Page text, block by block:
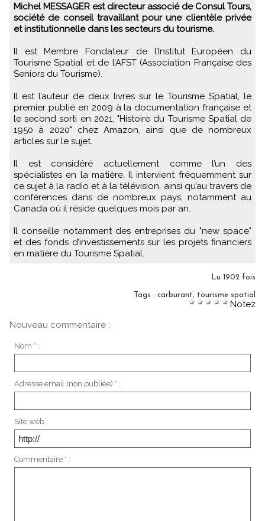
Michel MESSAGER est directeur associé de Consul Tours,
société de conseil travaillant pour une clientèle privée
et institutionnelle dans les secteurs du tourisme.
Il est Membre Fondateur de l’Institut Européen du
Tourisme Spatial et de l’AFST (Association Française des
Seniors du Tourisme).
Il est l’auteur de deux livres sur le Tourisme Spatial, le
premier publié en 2009 à la documentation française et
le second sorti en 2021, "Histoire du Tourisme Spatial de
1950 à 2020" chez Amazon, ainsi que de nombreux
articles sur le sujet.
Il est considéré actuellement comme l’un des
spécialistes en la matière. Il intervient fréquemment sur
ce sujet à la radio et à la télévision, ainsi qu’au travers de
conférences dans de nombreux pays, notamment au
Canada où il réside quelques mois par an.
Il conseille notamment des entreprises du "new space"
et des fonds d’investissements sur les projets financiers
en matière du Tourisme Spatial.
Lu 1902 fois
Tags : carburant, tourisme spatial
Notez
Nouveau commentaire :
Nom * :
Adresse email (non publiée) * :
Site web :
Commentaire * :